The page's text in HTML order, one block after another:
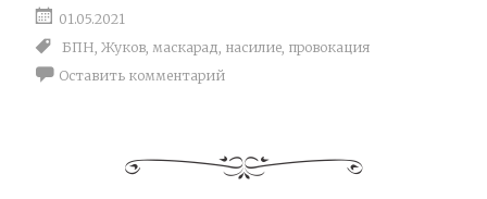
01.05.2021
БПН Жуков маскарад насилие провокация
Оставить комментарий